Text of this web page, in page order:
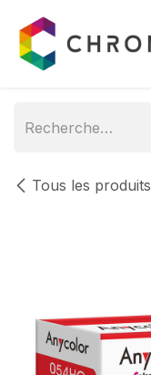
Tous les produits